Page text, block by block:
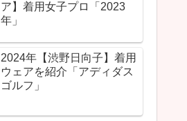
ア】着用女子プロ「2023
年」
2024年【渋野日向子】着用
ウェアを紹介「アディダス
ゴルフ」